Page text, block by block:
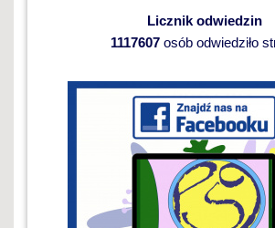
Licznik odwiedzin
1117607osób odwiedziło